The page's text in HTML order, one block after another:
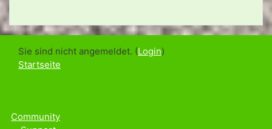
Sie sind nicht angemeldet. (Login)
Startseite
Community